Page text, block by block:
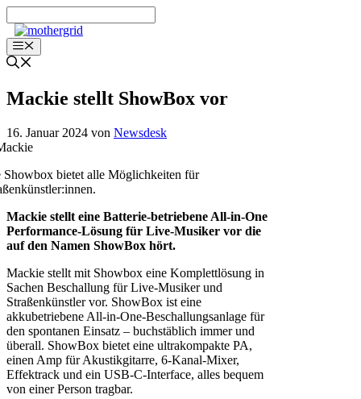
Inhalt
springenMenü
Mackie stellt ShowBox vor
16. Januar 2024 von Newsdesk
Showbox bietet alle Möglichkeiten für
Mackie stellt eine Batterie-betriebene All-in-One
Performance-Lösung für Live-Musiker vor die
auf den Namen ShowBox hört.
Mackie stellt mit Showbox eine Komplettlösung in
Sachen Beschallung für Live-Musiker und
Straßenkünstler vor. ShowBox ist eine
akkubetriebene All-in-One-Beschallungsanlage für
den spontanen Einsatz – buchstäblich immer und
überall. ShowBox bietet eine ultrakompakte PA,
einen Amp für Akustikgitarre, 6-Kanal-Mixer,
Effektrack und ein USB-C-Interface, alles bequem
von einer Person tragbar.